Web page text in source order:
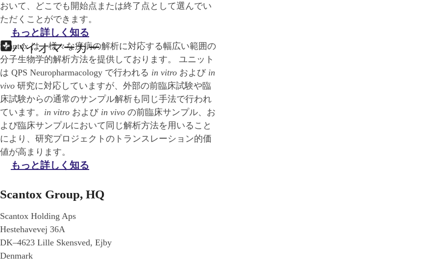
おいて、どこでも開始点または終了点として選んでい
ただくことができます。
もっと詳しく知る
バイオマーカー
Scantox は、様々な疾病の解析に対応する幅広い範囲の
分子生物学的解析方法を提供しております。 ユニット
は QPS Neuropharmacology で行われる in vitro および in
vivo 研究に対応していますが、外部の前臨床試験や臨
床試験からの通常のサンプル解析も同じ手法で行われ
ています。 in vitro および in vivo の前臨床サンプル、お
よび臨床サンプルにおいて同じ解析方法を用いること
により、研究プロジェクトのトランスレーション的価
値が高まります。
もっと詳しく知る
Scantox Group, HQ
Scantox Holding Aps
Hestehavevej 36A
DK–4623 Lille Skensved, Ejby
Denmark